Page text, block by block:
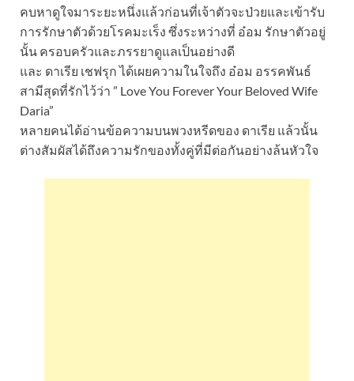
คบหาดูใจมาระยะหนึ่งแล้วก่อนที่เจ้าตัวจะป่วยและเข้ารับ
การรักษาตัวด้วยโรคมะเร็ง ซึ่งระหว่างที่ อ๋อม รักษาตัวอยู่
นั้น ครอบครัวและภรรยาดูแลเป็นอย่างดี
และ ดาเรีย เชฟรุก ได้เผยความในใจถึง อ๋อม อรรคพันธ์
สามีสุดที่รักไว้ว่า ” Love You Forever Your Beloved Wife
Daria”
หลายคนได้อ่านข้อความบนพวงหรีดของ ดาเรีย แล้วนั้น
ต่างสัมผัสได้ถึงความรักของทั้งคู่ที่มีต่อกันอย่างล้นหัวใจ